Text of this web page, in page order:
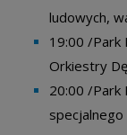
ludowych,
19:00 /Park
Orkiestry
20:00 /Park
specjalnego